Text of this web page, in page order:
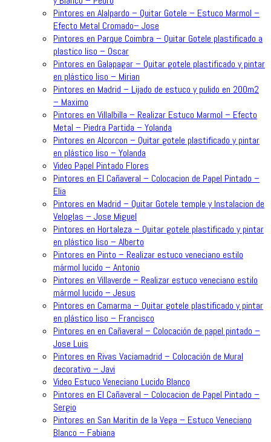
Pintores en Alalpardo – Quitar Gotele – Estuco Marmol –
Efecto Metal Cromado– Jose
Pintores en Parque Coimbra – Quitar Gotele plastificado a
plastico liso – Oscar
Pintores en Galapagar – Quitar gotele plastificado y pintar
en plástico liso – Mirian
Pintores en Madrid – Lijado de estuco y pulido en 200m2
– Maximo
Pintores en Villalbilla – Realizar Estuco Marmol – Efecto
Metal – Piedra Partida – Yolanda
Pintores en Alcorcon – Quitar gotele plastificado y pintar
en plástico liso – Yolanda
Video Papel Pintado Flores
Pintores en El Cañaveral – Colocacion de Papel Pintado –
Elia
Pintores en Madrid – Quitar Gotele temple y Instalacion de
Veloglas – Jose Miguel
Pintores en Hortaleza – Quitar gotele plastificado y pintar
en plástico liso – Alberto
Pintores en Pinto – Realizar estuco veneciano estilo
mármol lucido – Antonio
Pintores en Villaverde – Realizar estuco veneciano estilo
mármol lucido – Jesus
Pintores en Camarma – Quitar gotele plastificado y pintar
en plástico liso – Francisco
Pintores en en Cañaveral – Colocación de papel pintado –
Jose Luis
Pintores en Rivas Vaciamadrid – Colocación de Mural
decorativo – Javi
Video Estuco Veneciano Lucido Blanco
Pintores en El Cañaveral – Colocacion de Papel Pintado –
Sergio
Pintores en San Maritin de la Vega – Estuco Veneciano
Blanco – Fabiana